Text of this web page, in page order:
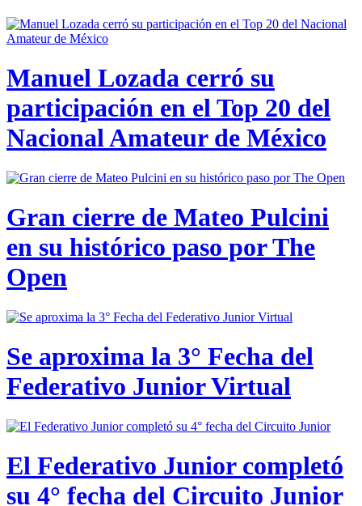
Manuel Lozada cerró su
participación en el Top 20 del
Nacional Amateur de México
Gran cierre de Mateo Pulcini
en su histórico paso por The
Open
Se aproxima la 3° Fecha del
Federativo Junior Virtual
El Federativo Junior completó
su 4° fecha del Circuito Junior